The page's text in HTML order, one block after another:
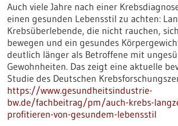
Auch viele Jahre nach einer
einen gesunden Lebensstil zu achten:
Krebsüberlebende, die nicht rauchen,
bewegen und ein gesundes
deutlich länger als Betroffene mit
Gewohnheiten. Das zeigt eine aktuelle
Studie des Deutschen
https://www.gesundheitsindustrie-
bw.de/fachbeitrag/pm/auch-krebs-
profitieren-von-gesundem-lebensstil